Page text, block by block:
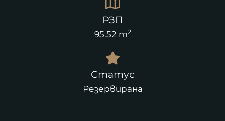
РЗП
95.52 m2
Статус
Резервирана